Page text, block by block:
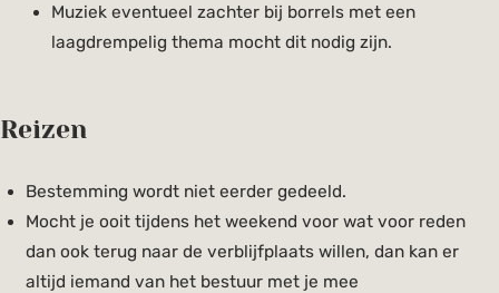
Muziek eventueel zachter bij borrels met een
laagdrempelig thema mocht dit nodig zijn.
Reizen
Bestemming wordt niet eerder gedeeld.
Mocht je ooit tijdens het weekend voor wat voor reden
dan ook terug naar de verblijfplaats willen, dan kan er
altijd iemand van het bestuur met je mee